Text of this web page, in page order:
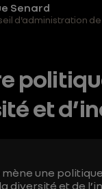
Senard
d'administration
et
mène une
diversité et de